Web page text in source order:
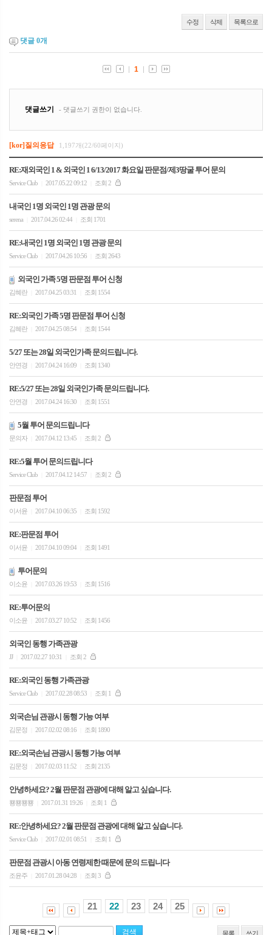
수정 삭제 목록으로
댓글 0개
[kor]질의응답 1,197개(22/60페이지)
RE:재외국인 1 & 외국인 1 6/13/2017 화요일 판문점/제3땅굴 투어 문의
Service Club 2017.05.22 09:12 조회 2
내국인 1명 외국인 1명 관광 문의
serena 2017.04.26 02:44 조회 1701
RE:내국인 1명 외국인 1명 관광 문의
Service Club 2017.04.26 10:56 조회 2643
외국인 가족 5명 판문점 투어 신청
김혜란 2017.04.25 03:31 조회 1554
RE:외국인 가족 5명 판문점 투어 신청
김혜란 2017.04.25 08:54 조회 1544
5/27 또는 28일 외국인가족 문의드립니다.
안연경 2017.04.24 16:09 조회 1340
RE:5/27 또는 28일 외국인가족 문의드립니다.
안연경 2017.04.24 16:30 조회 1551
5월 투어 문의드립니다
문의자 2017.04.12 13:45 조회 2
RE:5월 투어 문의드립니다
Service Club 2017.04.12 14:57 조회 2
판문점 투어
이서윤 2017.04.10 06:35 조회 1592
RE:판문점 투어
이서윤 2017.04.10 09:04 조회 1491
투어문의
이소윤 2017.03.26 19:53 조회 1516
RE:투어문의
이소윤 2017.03.27 10:52 조회 1456
외국인 동행 가족관광
JJ 2017.02.27 10:31 조회 2
RE:외국인 동행 가족관광
Service Club 2017.02.28 08:53 조회 1
외국손님 관광시 동행 가능 여부
김문정 2017.02.02 08:16 조회 1890
RE:외국손님 관광시 동행 가능 여부
김문정 2017.02.03 11:52 조회 2135
안녕하세요? 2월 판문점 관광에 대해 알고 싶습니다.
뿅뿅뿅뿅 2017.01.31 19:26 조회 1
RE:안녕하세요? 2월 판문점 관광에 대해 알고 싶습니다.
Service Club 2017.02.01 08:51 조회 1
판문점 관광시 아동 연령제한 때문에 문의 드립니다
조윤주 2017.01.28 04:28 조회 3
21 22 23 24 25
목록 쓰기